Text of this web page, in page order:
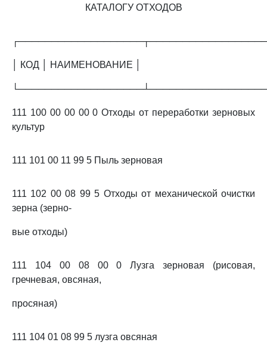
КАТАЛОГУ ОТХОДОВ
│ КОД │ НАИМЕНОВАНИЕ │
111 100 00 00 00 0 Отходы от переработки зерновых
культур
111 101 00 11 99 5 Пыль зерновая
111 102 00 08 99 5 Отходы от механической очистки
зерна (зерно-
вые отходы)
111 104 00 08 00 0 Лузга зерновая (рисовая,
гречневая, овсяная,
просяная)
111 104 01 08 99 5 лузга овсяная